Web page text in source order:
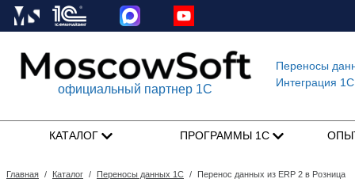
официальный партнер 1С
Переносы
Интеграция
КАТАЛОГ ПРОГРАММЫ 1С
Главная / Каталог / Переносы данных 1С / Перенос данных из ERP 2 в Розница